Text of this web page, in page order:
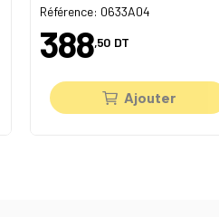
Référence: 0633A04
388,50 DT
Ajouter